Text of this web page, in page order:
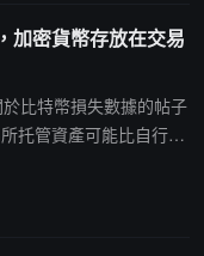
加密貨幣存放在交易
比特幣損失數據的帖子
托管資產可能比自行托
數據更難收集。另一方